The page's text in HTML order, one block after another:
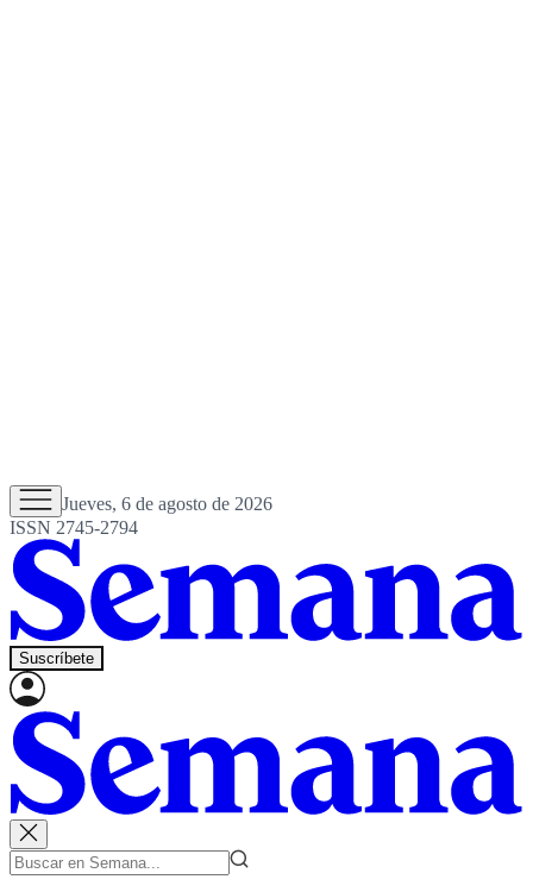
Jueves, 6 de agosto de 2026
ISSN 2745-2794
Suscríbete